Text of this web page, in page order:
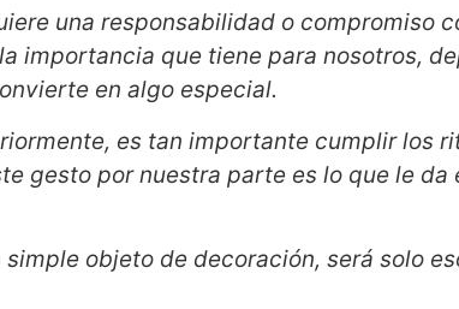
una responsabilidad o compromiso
importancia que tiene para nosotros,
en algo especial.
es tan importante cumplir los
gesto por nuestra parte es lo que le
objeto de decoración, será solo